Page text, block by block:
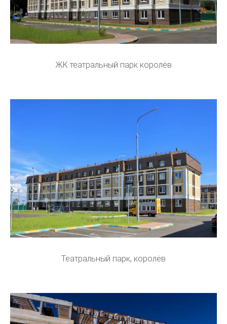
ЖК театральный парк королёв
Театральный парк, королёв